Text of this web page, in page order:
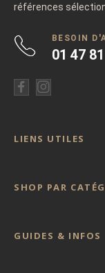
références
BESOIN
01 47
LIENS UTILES
SHOP PAR
GUIDES & INFOS